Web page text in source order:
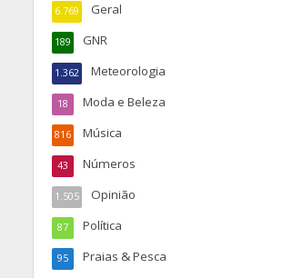
Geral
6.769
GNR
189
Meteorologia
1.362
Moda e Beleza
18
Música
816
Números
43
Opinião
1.505
Política
87
Praias & Pesca
95